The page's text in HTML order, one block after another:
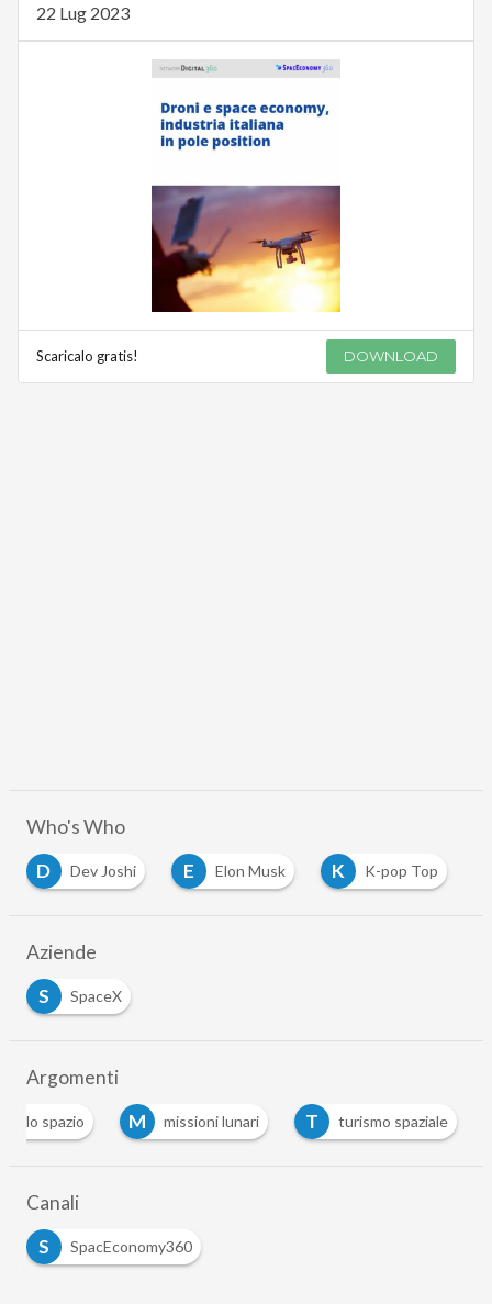
22 Lug 2023
Scaricalo gratis! DOWNLOAD
Who's Who
D
Dev Joshi E Elon Musk K K-pop Top
Aziende
S
SpaceX
Argomenti
spazio M missioni lunari T turismo spaziale
Canali
S
SpacEconomy360